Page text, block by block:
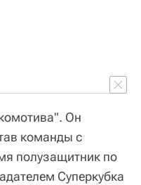
Он
команды с
полузащитник по
Суперкубка